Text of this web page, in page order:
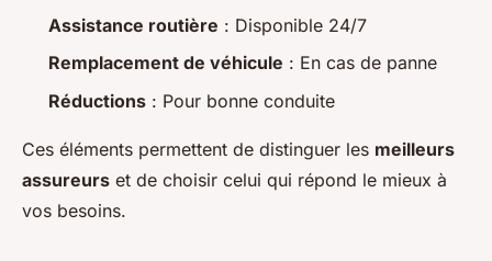
Assistance routière : Disponible 24/7
Remplacement de véhicule : En cas de panne
Réductions : Pour bonne conduite
Ces éléments permettent de distinguer les meilleurs
assureurs et de choisir celui qui répond le mieux à
vos besoins.